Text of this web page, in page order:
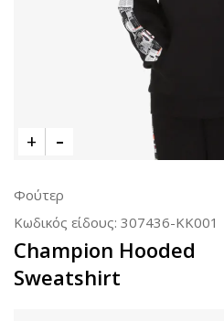
Φούτερ
Κωδικός είδους: 307436-KK001
Champion Hooded
Sweatshirt